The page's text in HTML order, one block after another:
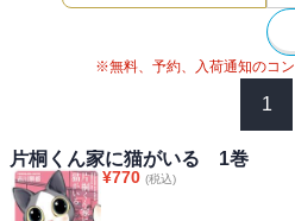
※無料、予約、入荷通知のコ
1
片桐くん家に猫がいる 1巻
¥770 (税込)